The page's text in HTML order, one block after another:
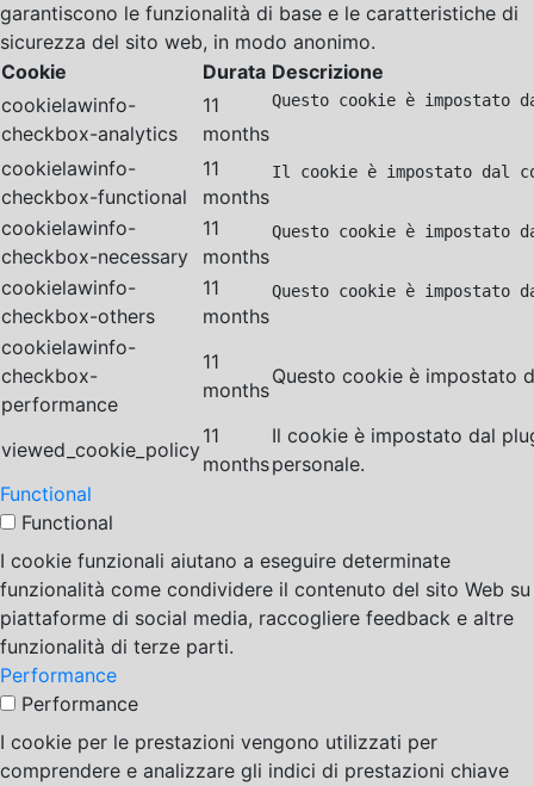
garantiscono le funzionalità di base e le caratteristiche di
sicurezza del sito web, in modo anonimo.
Cookie
Durata Descrizione
cookielawinfo-
checkbox-analytics
11
months
Questo cookie è
cookielawinfo-
checkbox-functional
11
months
Il cookie è impostato dal
cookielawinfo-
checkbox-necessary
11
months
Questo cookie è impostato
cookielawinfo-
checkbox-others
11
months
Questo cookie è
cookielawinfo-
checkbox-
performance
11
months
Questo cookie è impostato
viewed_cookie_policy
11
months
Il cookie è impostato dal
personale.
Functional
Functional
I cookie funzionali aiutano a eseguire determinate
funzionalità come condividere il contenuto del sito Web su
piattaforme di social media, raccogliere feedback e altre
funzionalità di terze parti.
Performance
Performance
I cookie per le prestazioni vengono utilizzati per
comprendere e analizzare gli indici di prestazioni chiave